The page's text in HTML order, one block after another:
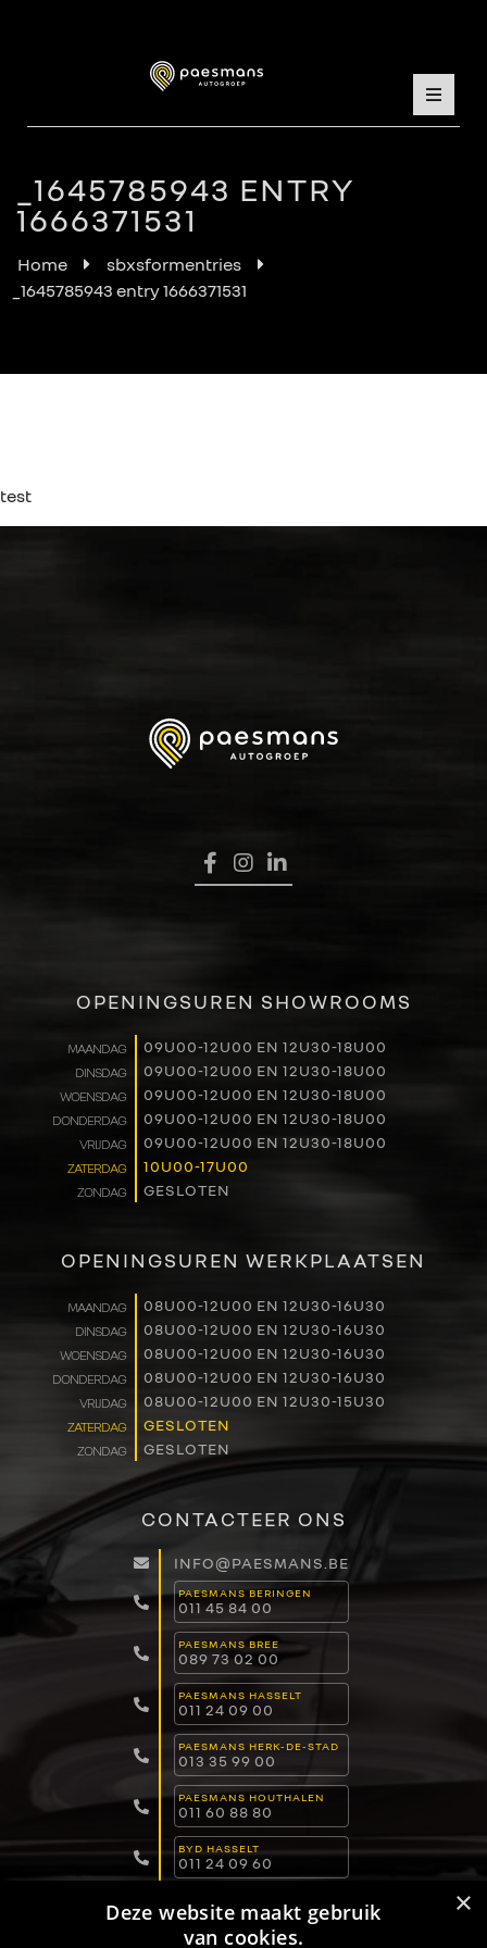
RENAULT PRO+
NAVERKOOP
VERHUUR
NIEUWS
OVER ONS
WERKEN BIJ
CONTACT
_1645785943 ENTRY
1666371531
Home
sbxsformentries
_1645785943 entry 1666371531
test
OPENINGSUREN SHOWROOMS
MAANDAG 09U00-12U00 EN 12U30-18U00
DINSDAG 09U00-12U00 EN 12U30-18U00
WOENSDAG 09U00-12U00 EN 12U30-18U00
DONDERDAG 09U00-12U00 EN 12U30-18U00
VRIJDAG 09U00-12U00 EN 12U30-18U00
ZATERDAG 10U00-17U00
ZONDAG GESLOTEN
OPENINGSUREN WERKPLAATSEN
MAANDAG 08U00-12U00 EN 12U30-16U30
DINSDAG 08U00-12U00 EN 12U30-16U30
WOENSDAG 08U00-12U00 EN 12U30-16U30
DONDERDAG 08U00-12U00 EN 12U30-16U30
VRIJDAG 08U00-12U00 EN 12U30-15U30
ZATERDAG GESLOTEN
ZONDAG GESLOTEN
CONTACTEER ONS
INFO@PAESMANS.BE
PAESMANS BERINGEN
011 45 84 00
PAESMANS BREE
089 73 02 00
PAESMANS HASSELT
011 24 09 00
PAESMANS HERK-DE-STAD
013 35 99 00
PAESMANS HOUTHALEN
011 60 88 80
BYD HASSELT
011 24 09 60
011 15 04 00 ×
Deze website maakt gebruik
van cookies.